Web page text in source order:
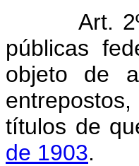
Art.
públicas
objeto de
títulos de
de 1903.